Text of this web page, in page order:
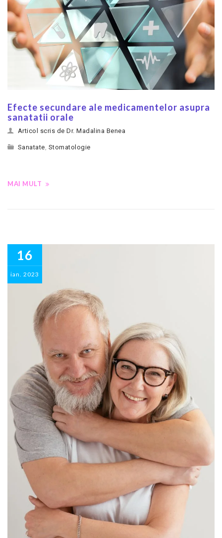
Efecte secundare ale medicamentelor asupra
sanatatii orale
Articol scris de Dr. Madalina Benea
Sanatate, Stomatologie
MAI MULT
16
ian. 2023